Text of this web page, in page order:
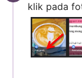
klik pada